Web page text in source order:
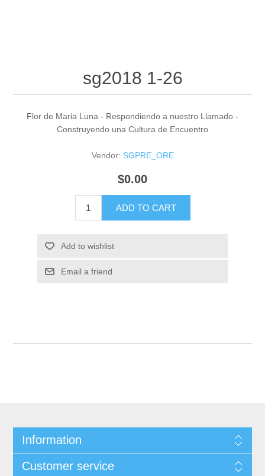
sg2018 1-26
Flor de Maria Luna - Respondiendo a nuestro Llamado -
Construyendo una Cultura de Encuentro
Vendor: SGPRE_ORE
$0.00
ADD TO CART
Add to wishlist
Email a friend
Information
Customer service